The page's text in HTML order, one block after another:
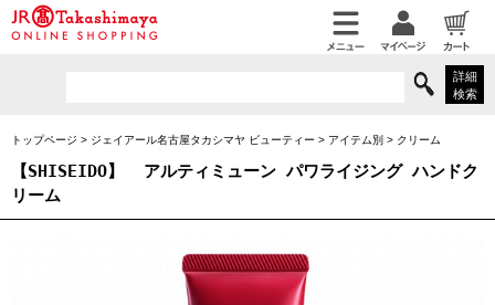
詳細
検索
トップページ > ジェイアール名古屋タカシマヤ ビューティー > アイテム別 > クリーム
【SHISEIDO】 アルティミューン パワライジング ハンドク
リーム